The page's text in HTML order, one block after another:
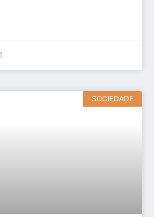
SOCIEDADE